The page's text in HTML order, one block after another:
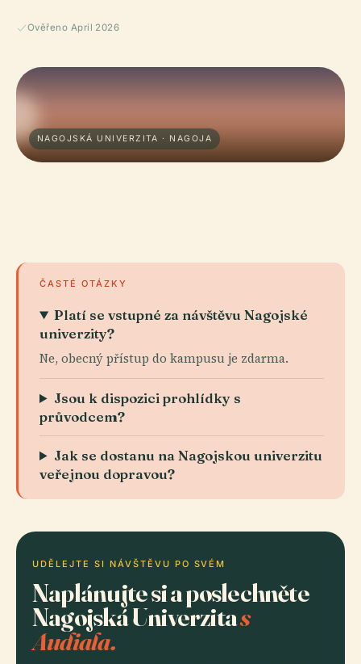
Ověřeno April 2026
NAGOJSKÁ UNIVERZITA · NAGOJA
ČASTÉ OTÁZKY
Platí se vstupné za návštěvu Nagojské
univerzity?
Ne, obecný přístup do kampusu je zdarma.
Jsou k dispozici prohlídky s
průvodcem?
Jak se dostanu na Nagojskou univerzitu
veřejnou dopravou?
UDĚLEJTE SI NÁVŠTĚVU PO SVÉM
Naplánujte si a poslechněte
Nagojská Univerzitas
Audiala.